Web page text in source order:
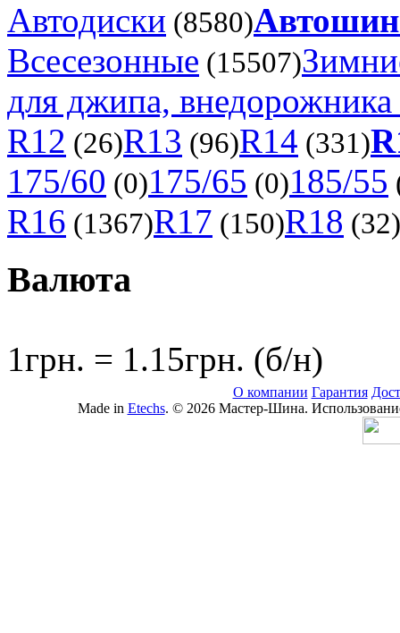
Автодиски (8580)
Всесезонные (15507)
для джипа,
R12 (26)R13 (96)R14 (331)
175/60 (0)175/65 (0)185/55
R16 (1367)R17 (150)R18 (32)
Валюта
1грн. = 1.15грн. (б/н)
О компании Гарантия
Made in Etechs. © 2026 Мастер-Шина.